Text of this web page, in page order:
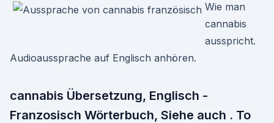
Wie man
cannabis
ausspricht.
Audioaussprache auf Englisch anhören.
cannabis Übersetzung, Englisch -
Franzosisch Wörterbuch, Siehe auch . To